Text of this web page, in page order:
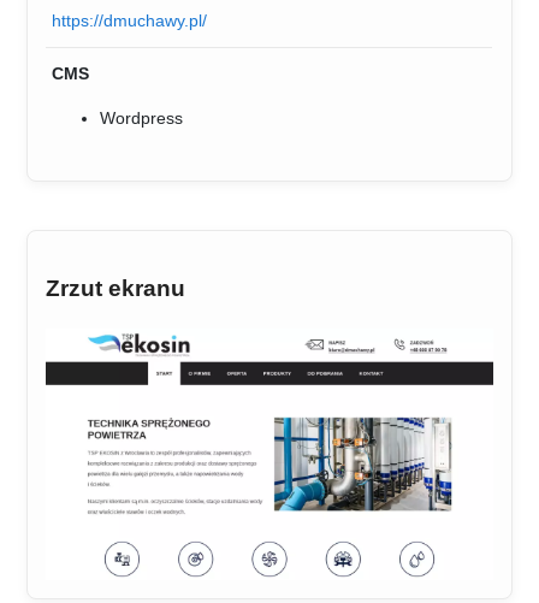
https://dmuchawy.pl/
CMS
Wordpress
Zrzut ekranu